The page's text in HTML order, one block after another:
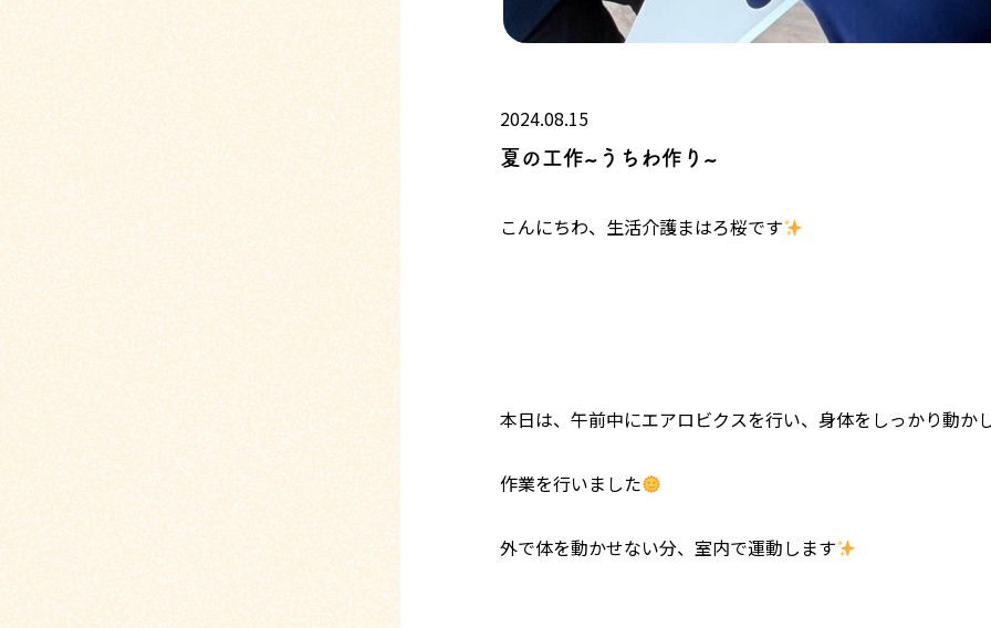
2024.08.15
夏の工作~うちわ作り~
こんにちわ、生活介護まはろ桜です
本日は、午前中にエアロビクスを行い、身体をしっかり動か
作業を行いました
外で体を動かせない分、室内で運動します